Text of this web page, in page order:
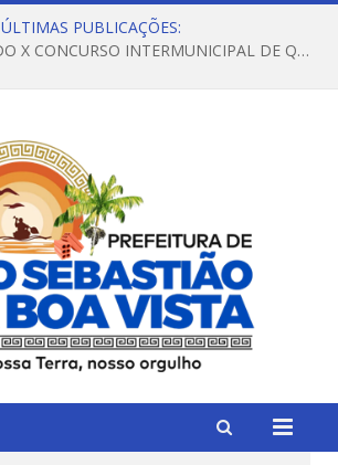
ÚLTIMAS PUBLICAÇÕES:
REGULAMENTO DO X CONCURSO INTERMUNICIPAL DE QUADRILHAS JUNINAS – 2026 – ARRAIÁ DA VENEZA